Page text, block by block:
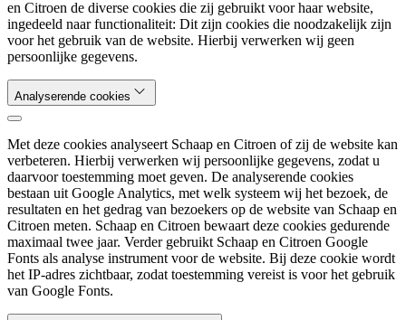
en Citroen de diverse cookies die zij gebruikt voor haar website,
ingedeeld naar functionaliteit: Dit zijn cookies die noodzakelijk zijn
voor het gebruik van de website. Hierbij verwerken wij geen
persoonlijke gegevens.
Analyserende cookies
Met deze cookies analyseert Schaap en Citroen of zij de website kan
verbeteren. Hierbij verwerken wij persoonlijke gegevens, zodat u
daarvoor toestemming moet geven. De analyserende cookies
bestaan uit Google Analytics, met welk systeem wij het bezoek, de
resultaten en het gedrag van bezoekers op de website van Schaap en
Citroen meten. Schaap en Citroen bewaart deze cookies gedurende
maximaal twee jaar. Verder gebruikt Schaap en Citroen Google
Fonts als analyse instrument voor de website. Bij deze cookie wordt
het IP-adres zichtbaar, zodat toestemming vereist is voor het gebruik
van Google Fonts.